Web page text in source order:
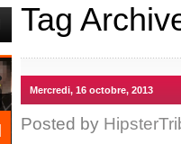
Tag
Mercredi, 16 octobre, 2013
Posted by